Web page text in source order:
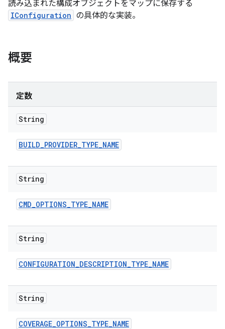
読み込まれた構成オブジェクトをマップに保存する
IConfiguration の具体的な実装。
概要
定数
String
BUILD_PROVIDER_TYPE_NAME
String
CMD_OPTIONS_TYPE_NAME
String
CONFIGURATION_DESCRIPTION_TYPE_NAME
String
COVERAGE_OPTIONS_TYPE_NAME